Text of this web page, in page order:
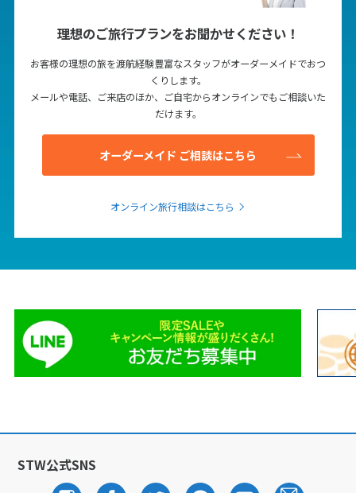
理想のご旅行プランをお聞かせください！
お客様の理想の旅を渡航経験豊富なスタッフがオーダーメイドでおつ
くりします。
メールや電話、ご来店のほか、ご自宅からオンラインでもご相談いた
だけます。
オーダーメイド ご相談はこちら
オンライン旅行相談はこちら
STW公式SNS